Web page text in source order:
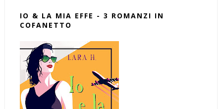
IO & LA MIA EFFE - 3 ROMANZI IN
COFANETTO